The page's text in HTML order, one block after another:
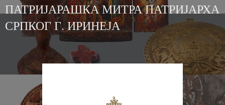
ПАТРИЈАРАШКА МИТРА ПАТРИЈАРХА
СРПКОГ Г. ИРИНЕЈА